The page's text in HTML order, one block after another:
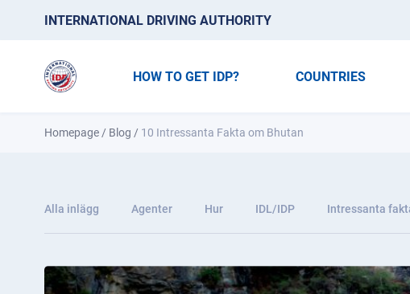
INTERNATIONAL DRIVING AUTHORITY
HOW TO GET IDP? COUNTRIES
Homepage / Blog / 10 Intressanta Fakta om Bhutan
Alla inlägg Agenter Hur IDL/IDP Intressanta